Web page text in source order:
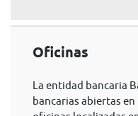
Oficinas
La entidad bancaria
bancarias abiertas en